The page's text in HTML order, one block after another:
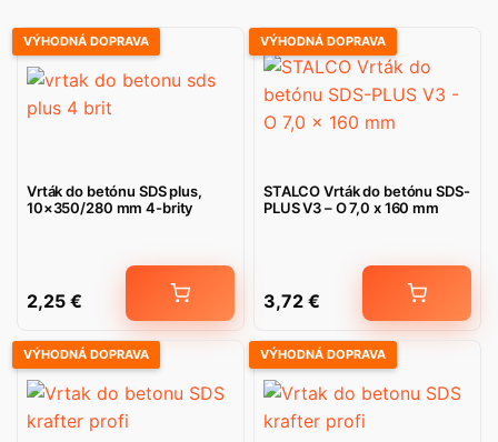
VÝHODNÁ DOPRAVA
Vrták do betónu SDS plus,
10×350/280 mm 4-brity
2,25 €
VÝHODNÁ DOPRAVA
STALCO Vrták do betónu SDS-
PLUS V3 – O 7,0 x 160 mm
3,72 €
VÝHODNÁ DOPRAVA VÝHODNÁ DOPRAVA